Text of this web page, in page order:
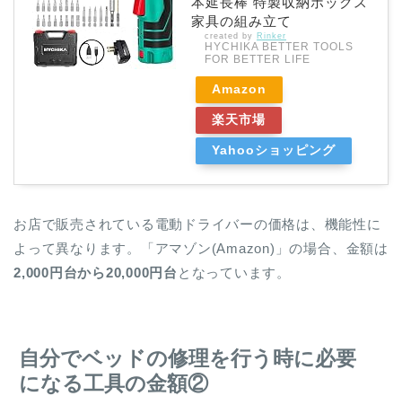
家具の組み立て
created by Rinker
HYCHIKA BETTER TOOLS
FOR BETTER LIFE
Amazon
楽天市場
Yahooショッピング
お店で販売されている電動ドライバーの価格は、機能性に
よって異なります。「アマゾン(Amazon)」の場合、金額は
2,000円台から20,000円台 となっています。
自分でベッドの修理を行う時に必要
になる工具の金額②